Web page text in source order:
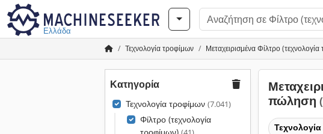
Ελλάδα
Τεχνολογία τροφίμων Μεταχειρισμένα Φίλτρο
Κατηγορία
Τεχνολογία τροφίμων (7.041)
Φίλτρο (τεχνολογία
πώληση